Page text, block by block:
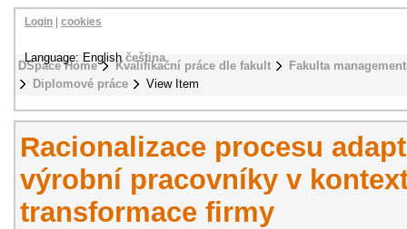
DSpace Home Kvalifikační práce dle fakult
Fakulta
Diplomové práce
View Item
Login cookies
Language: Englishčeština
Racionalizace procesu
výrobní pracovníky v
transformace firmy